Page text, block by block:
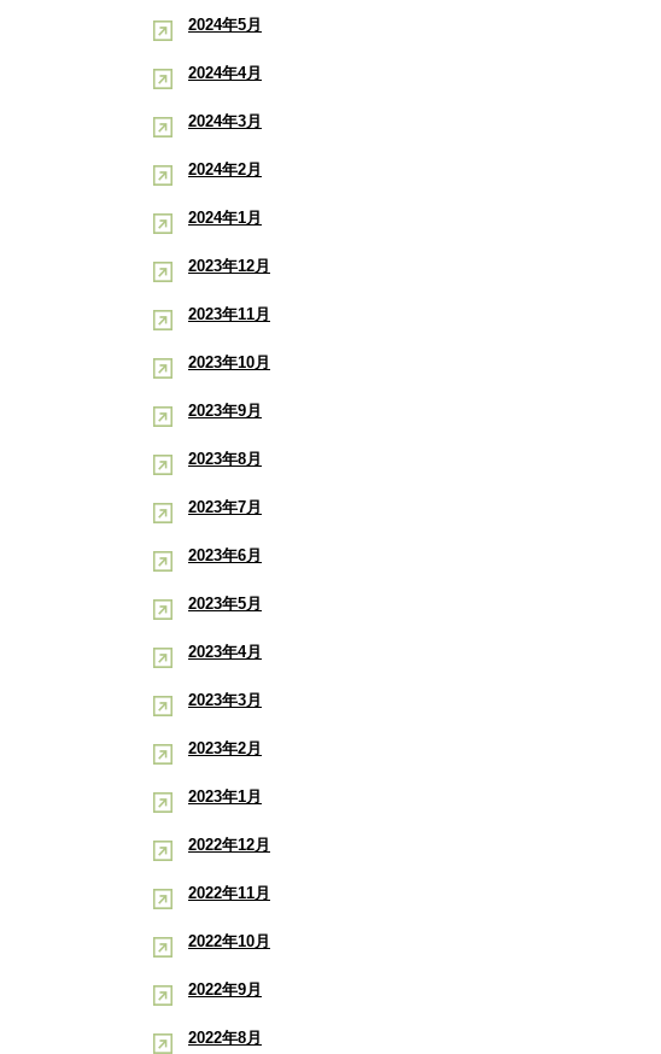
2024年5月
2024年4月
2024年3月
2024年2月
2024年1月
2023年12月
2023年11月
2023年10月
2023年9月
2023年8月
2023年7月
2023年6月
2023年5月
2023年4月
2023年3月
2023年2月
2023年1月
2022年12月
2022年11月
2022年10月
2022年9月
2022年8月